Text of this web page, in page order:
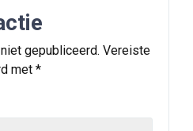
gepubliceerd. Vereiste
met *